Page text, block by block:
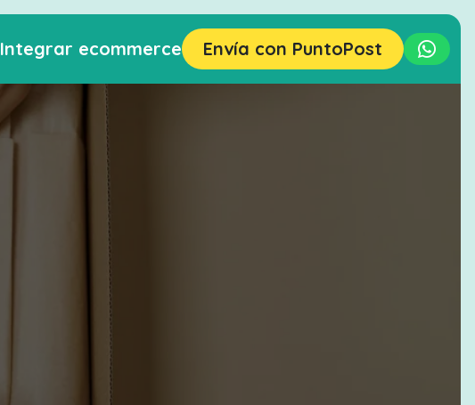
Integrar ecommerce Envía con PuntoPost